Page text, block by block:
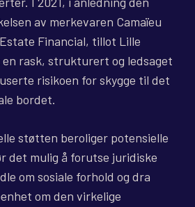
av merkevaren Camaïeu
Financial, tillot Lille
en rask, strukturert og ledsaget
risikoen for skygge til det
bordet.
støtten beroliger potensielle
det mulig å forutse juridiske
om sosiale forhold og dra
om den virkelige